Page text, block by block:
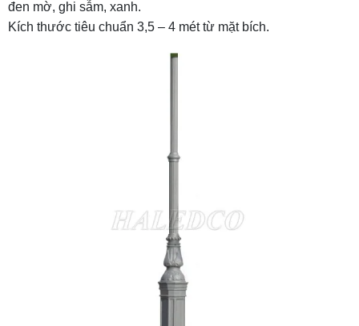
đen mờ, ghi sẫm, xanh.
Kích thước tiêu chuẩn 3,5 – 4 mét từ mặt bích.